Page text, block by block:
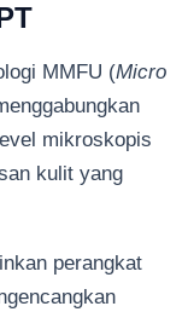
MMFU (Micro
mikroskopis
kulit yang
perangkat